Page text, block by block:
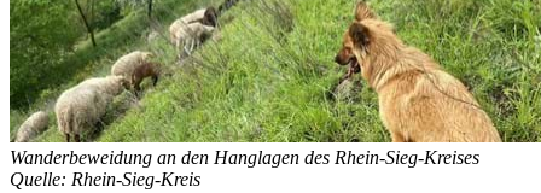
Wanderbeweidung an den Hanglagen des Rhein-Sieg-Kreises
Quelle: Rhein-Sieg-Kreis